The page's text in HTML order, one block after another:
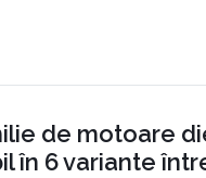
de motoare
în 6 variante